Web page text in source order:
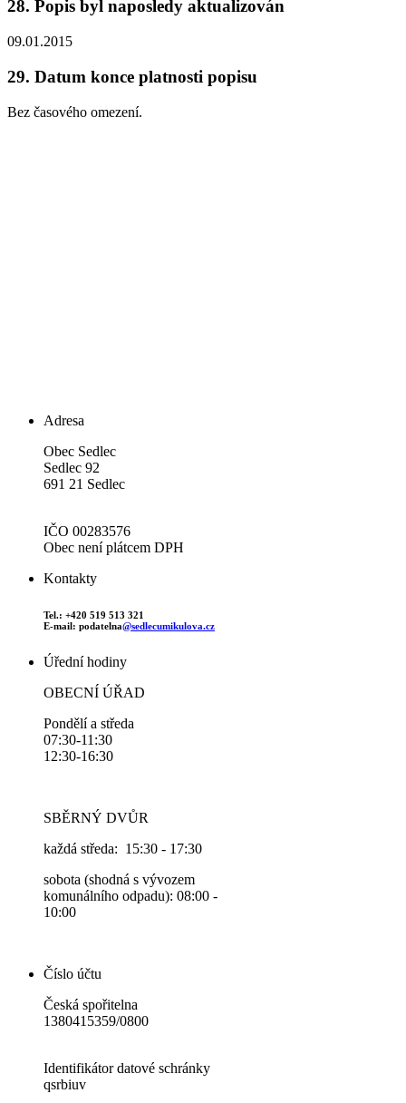
28. Popis byl naposledy aktualizován
09.01.2015
29. Datum konce platnosti popisu
Bez časového omezení.
Adresa
Obec Sedlec
Sedlec 92
691 21 Sedlec
IČO 00283576
Obec není plátcem DPH
Kontakty
Tel.: +420 519 513 321
E-mail: podatelna@sedlecumikulova.cz
Úřední hodiny
OBECNÍ ÚŘAD
Pondělí a středa
07:30-11:30
12:30-16:30
SBĚRNÝ DVŮR
každá středa: 15:30 - 17:30
sobota (shodná s vývozem
komunálního odpadu): 08:00 -
10:00
Číslo účtu
Česká spořitelna
1380415359/0800
Identifikátor datové schránky
qsrbiuv